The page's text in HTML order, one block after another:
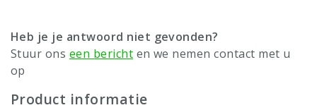
Heb je je antwoord niet gevonden?
Stuur ons een bericht en we nemen contact met u
op
Product informatie